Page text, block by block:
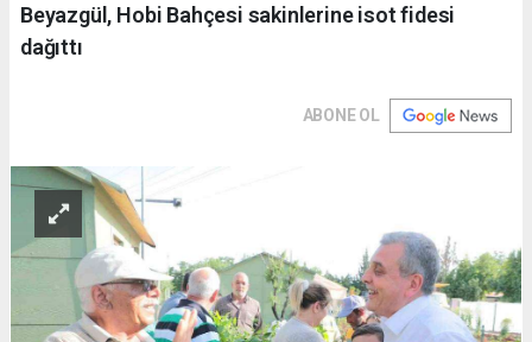
Beyazgül, Hobi Bahçesi sakinlerine isot fidesi
dağıttı
ABONE OL